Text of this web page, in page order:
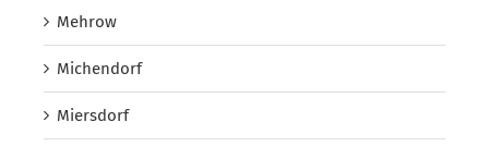
Mehrow
Michendorf
Miersdorf